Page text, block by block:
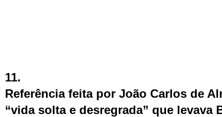
11.
Referência feita por João Carlos de
“vida solta e desregrada” que levava